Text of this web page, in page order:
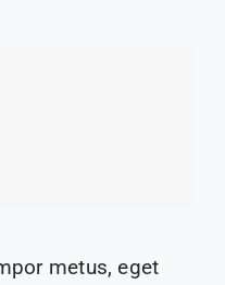
metus, eget